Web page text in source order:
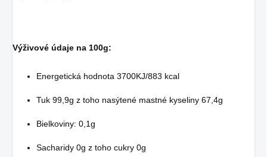
Výživové údaje na 100g:
Energetická hodnota 3700KJ/883 kcal
Tuk 99,9g z toho nasýtené mastné kyseliny 67,4g
Bielkoviny: 0,1g
Sacharidy 0g z toho cukry 0g